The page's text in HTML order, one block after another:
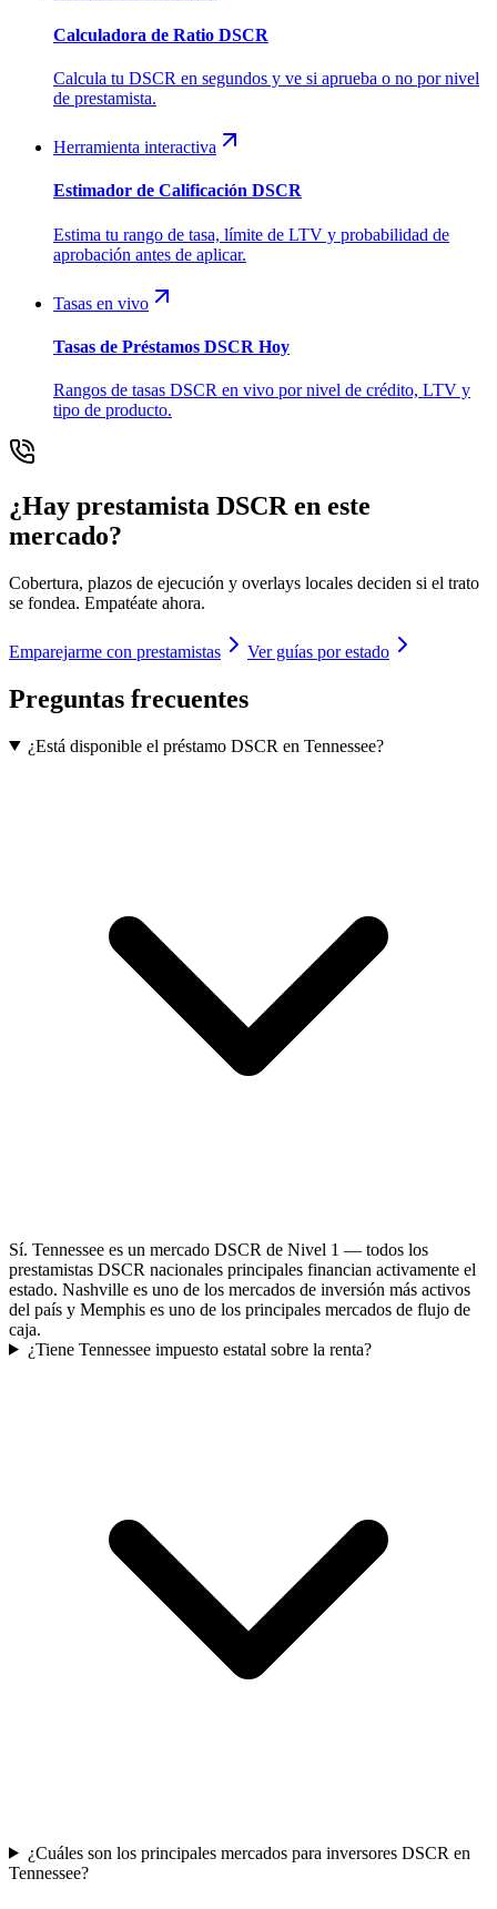
Calculadora de Ratio DSCR
Calcula tu DSCR en segundos y ve si aprueba o no por nivel
de prestamista.
Herramienta interactiva
Estimador de Calificación DSCR
Estima tu rango de tasa, límite de LTV y probabilidad de
aprobación antes de aplicar.
Tasas en vivo
Tasas de Préstamos DSCR Hoy
Rangos de tasas DSCR en vivo por nivel de crédito, LTV y
tipo de producto.
¿Hay prestamista DSCR en este
mercado?
Cobertura, plazos de ejecución y overlays locales deciden si el trato
se fondea. Empatéate ahora.
Emparejarme con prestamistas Ver guías por estado
Preguntas frecuentes
¿Está disponible el préstamo DSCR en Tennessee?
Sí. Tennessee es un mercado DSCR de Nivel 1 — todos los
prestamistas DSCR nacionales principales financian activamente el
estado. Nashville es uno de los mercados de inversión más activos
del país y Memphis es uno de los principales mercados de flujo de
caja.
¿Tiene Tennessee impuesto estatal sobre la renta?
¿Cuáles son los principales mercados para inversores DSCR en
Tennessee?